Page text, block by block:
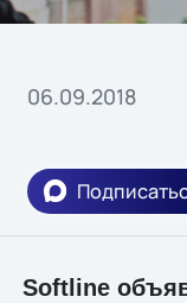
06.09.2018
Softline